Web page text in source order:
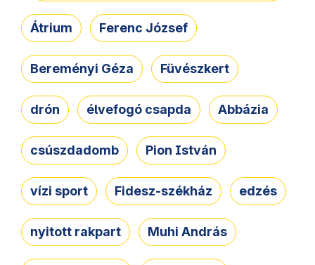
Átrium Ferenc József
Bereményi Géza Füvészkert
drón élvefogó csapda Abbázia
csúszdadomb Pion István
vízi sport Fidesz-székház edzés
nyitott rakpart Muhi András